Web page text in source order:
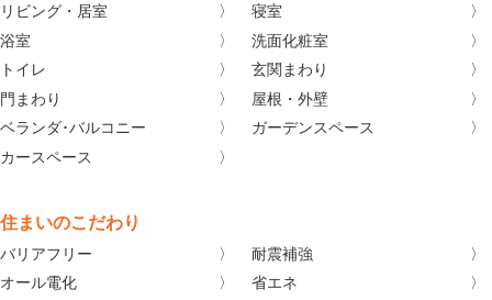
リビング・居室
寝室
浴室
洗面化粧室
トイレ
玄関まわり
門まわり
屋根・外壁
ベランダ･バルコニー
ガーデンスペース
カースペース
住まいのこだわり
バリアフリー
耐震補強
オール電化
省エネ